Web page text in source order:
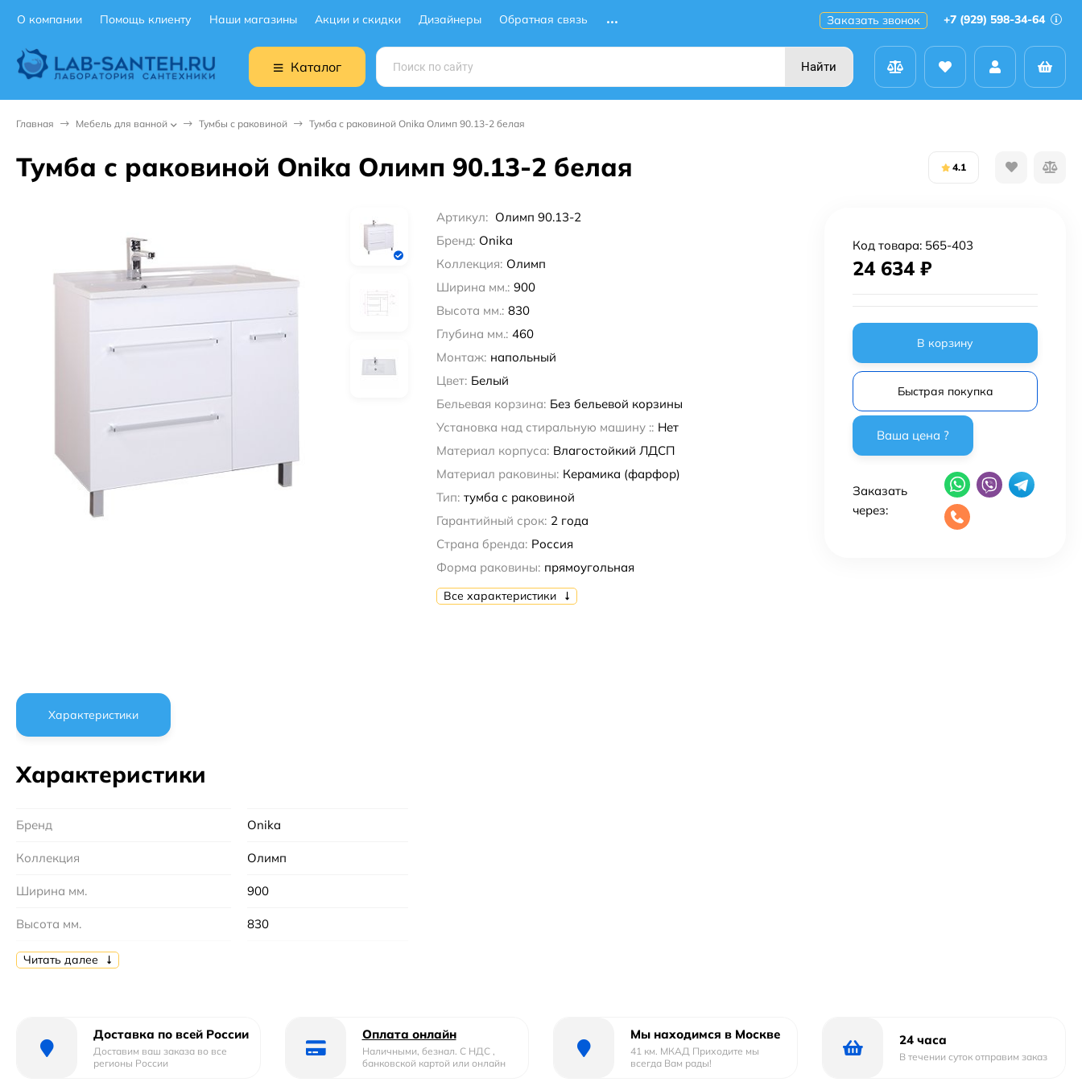
О компании Помощь клиенту Наши магазины Акции и скидки Дизайнеры Обратная связь Заказать звонок +7 (929) 598-34-64
Каталог Найти
Главная Мебель для ванной Тумбы с раковиной Тумба с раковиной Onika Олимп 90.13-2 белая
Тумба с раковиной Onika Олимп 90.13-2 белая 4.1
Артикул: Олимп 90.13-2
Бренд: Onika
Коллекция: Олимп
Ширина мм.: 900
Высота мм.: 830
Глубина мм.: 460
Монтаж: напольный
Цвет: Белый
Бельевая корзина: Без бельевой корзины
Установка над стиральную машину :: Нет
Материал корпуса: Влагостойкий ЛДСП
Материал раковины: Керамика (фарфор)
Тип: тумба с раковиной
Гарантийный срок: 2 года
Страна бренда: Россия
Форма раковины: прямоугольная
Все характеристики
Код товара: 565-403
24 634 ₽
В корзину
Быстрая покупка
Заказать
через:
Характеристики
Характеристики
Бренд Onika
Коллекция Олимп
Ширина мм. 900
Высота мм. 830
Глубина мм.
Бельевая корзина Без бельевой корзины
Читать далее
Доставка по всей России
Доставим ваш заказа во все
регионы России
Оплата онлайн
Наличными, безнал. С НДС ,
банковской картой или онлайн
Мы находимся в Москве
41 км. МКАД Приходите мы
всегда Вам рады!
24 часа
В течении суток отправим заказ